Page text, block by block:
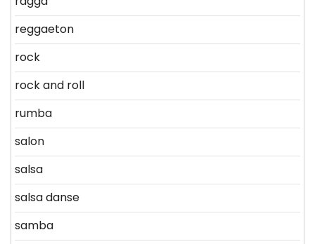
reggaeton
rock
rock and roll
rumba
salon
salsa
salsa danse
samba